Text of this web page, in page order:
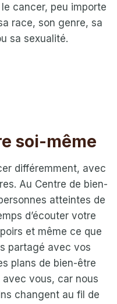
cancer, peu importe
race, son genre, sa
sa sexualité.
soi-même
différemment, avec
Au Centre de bien-
atteintes de
d’écouter votre
et même ce que
partagé avec vos
plans de bien-être
vous, car nous
changent au fil de